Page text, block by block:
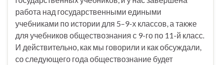
работа над государственными едиными
учебниками по истории для 5–9-х классов, а также
для учебников обществознания с 9-го по 11-й класс.
И действительно, как мы говорили и как обсуждали,
со следующего года обществознание будет